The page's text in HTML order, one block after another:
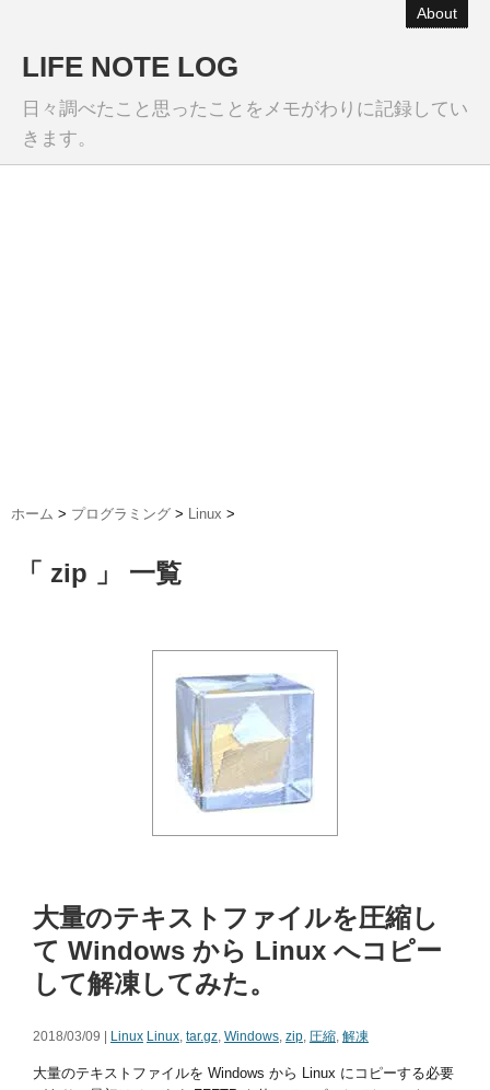
About
LIFE NOTE LOG
日々調べたこと思ったことをメモがわりに記録してい
きます。
ホーム > プログラミング > Linux >
「 zip 」 一覧
大量のテキストファイルを圧縮し
て Windows から Linux へコピー
して解凍してみた。
2018/03/09 | Linux Linux, tar.gz, Windows, zip, 圧縮, 解凍
大量のテキストファイルを Windows から Linux にコピーする必要